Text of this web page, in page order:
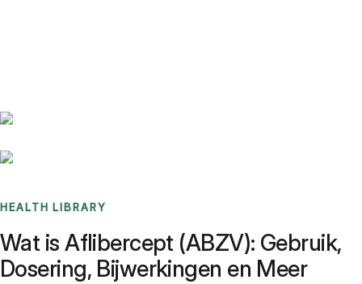
HEALTH LIBRARY
Wat is Aflibercept (ABZV): Gebruik,
Dosering, Bijwerkingen en Meer